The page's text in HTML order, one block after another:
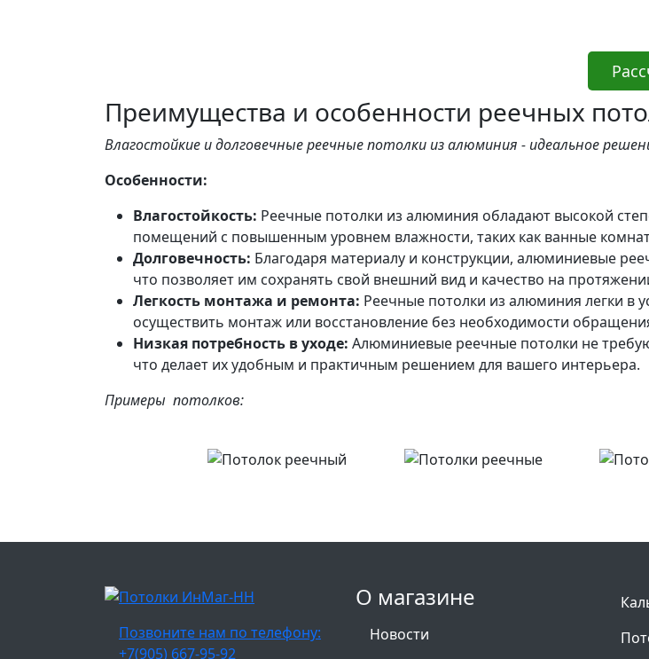
Преимущества и особенности реечных
Влагостойкие и долговечные реечные потолки из алюминия - идеальное
Особенности:
Влагостойкость: Реечные потолки из алюминия обладают высокой
помещений с повышенным уровнем влажности, таких как ванные
Долговечность: Благодаря материалу и конструкции, алюминиевые
что позволяет им сохранять свой внешний вид и качество на
Легкость монтажа и ремонта: Реечные потолки из алюминия легки в
осуществить монтаж или восстановление без необходимости
Низкая потребность в уходе: Алюминиевые реечные потолки не
что делает их удобным и практичным решением для вашего интерьера.
Примеры потолков:
О магазине
Новости
Позвоните нам по телефону:
+7(905) 667-95-92